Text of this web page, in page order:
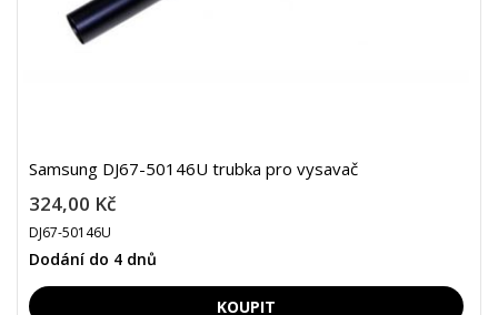
Samsung DJ67-50146U trubka pro vysavač
324,00 Kč
DJ67-50146U
Dodání do 4 dnů